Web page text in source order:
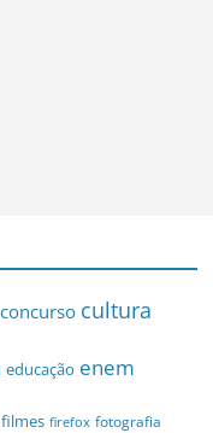
concurso cultura
educação enem
filmes firefox fotografia